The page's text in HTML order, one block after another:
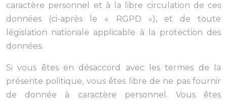
caractère personnel et à la libre circulation de ces
données (ci-après le « RGPD »), et de toute
législation nationale applicable à la protection des
données.
Si vous êtes en désaccord avec les termes de la
présente politique, vous êtes libre de ne pas fournir
de donnée à caractère personnel. Vous êtes